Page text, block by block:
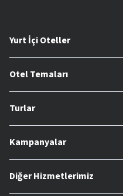
Yurt İçi Oteller
Otel Temaları
Turlar
Kampanyalar
Diğer Hizmetlerimiz